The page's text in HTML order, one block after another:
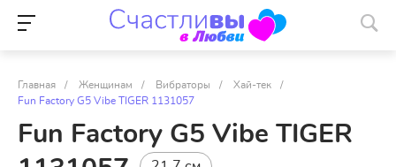
Главная / Женщинам / Вибраторы / Хай-тек
/
Fun Factory G5 Vibe TIGER 1131057
Fun Factory G5 Vibe TIGER